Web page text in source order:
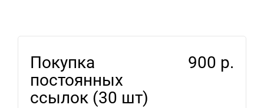
Покупка
постоянных
ссылок (30 шт)
900 р.